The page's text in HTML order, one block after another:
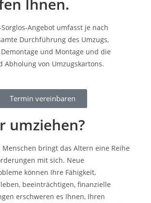
Ihnen.
Angebot umfasst je nach
Durchführung des Umzugs,
Demontage und Montage und die
Abholung von Umzugskartons.
Termin vereinbaren
umziehen?
Menschen bringt das Altern eine Reihe
mit sich. Neue
können Ihre Fähigkeit,
beeinträchtigen, finanzielle
erschweren es Ihnen, Ihren